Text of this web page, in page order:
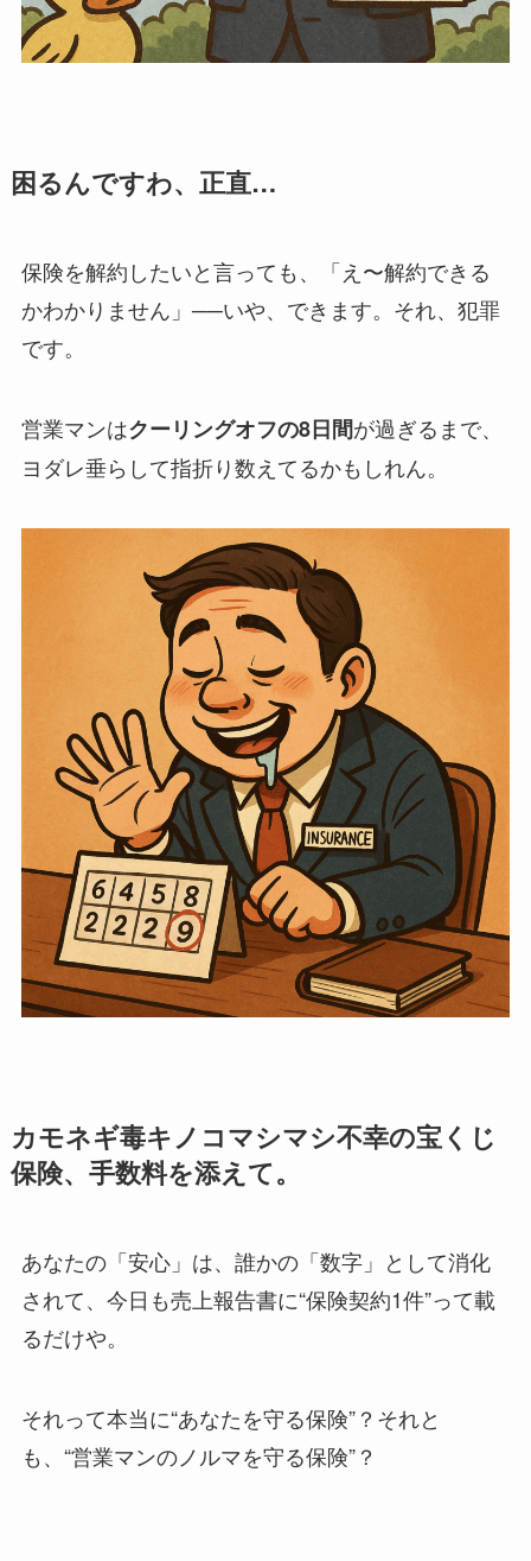
困るんですわ、正直…
保険を解約したいと言っても、「え〜解約できる
かわかりません」──いや、できます。それ、犯罪
です。
営業マンはクーリングオフの8日間が過ぎるまで、
ヨダレ垂らして指折り数えてるかもしれん。
カモネギ毒キノコマシマシ不幸の宝くじ
保険、手数料を添えて。
あなたの「安心」は、誰かの「数字」として消化
されて、今日も売上報告書に“保険契約1件”って載
るだけや。
それって本当に“あなたを守る保険”？それと
も、“営業マンのノルマを守る保険”？